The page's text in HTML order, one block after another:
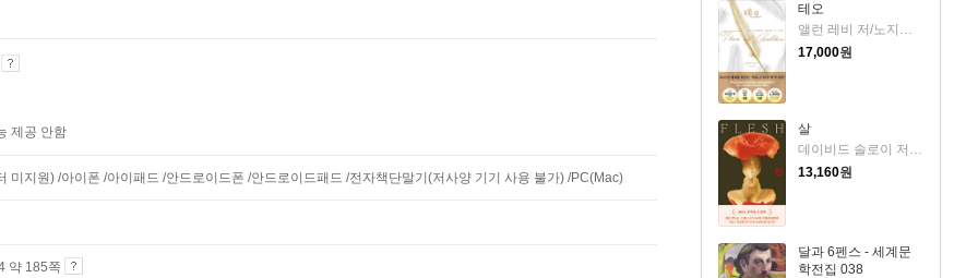
테오
앨런 레비 저/노지양 역
17,000원
살
데이비드 솔로이 저/송예슬 역
13,160원
달과 6펜스 - 세계문
학전집 038
제공 안함
미지원) /아이폰 /아이패드 /안드로이드폰 /안드로이드패드 /전자책단말기(저사양 기기 사용 불가) /PC(Mac)
약 185쪽